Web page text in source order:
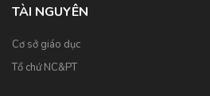
TÀI NGUYÊN
Cơ sở giáo dục
Tổ chứ NC&PT